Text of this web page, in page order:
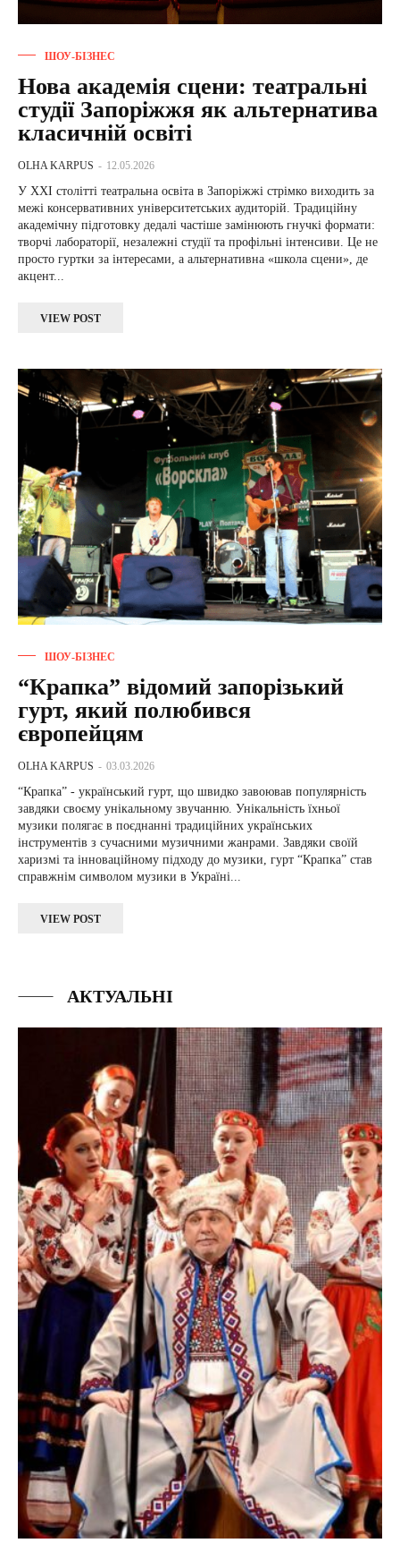
ШОУ-БІЗНЕС
Нова академія сцени: театральні
студії Запоріжжя як альтернатива
класичній освіті
OLHA KARPUS - 12.05.2026
У XXI столітті театральна освіта в Запоріжжі стрімко виходить за
межі консервативних університетських аудиторій. Традиційну
академічну підготовку дедалі частіше замінюють гнучкі формати:
творчі лабораторії, незалежні студії та профільні інтенсиви. Це не
просто гуртки за інтересами, а альтернативна «школа сцени», де
акцент...
VIEW POST
ШОУ-БІЗНЕС
“Крапка” відомий запорізький
гурт, який полюбився
європейцям
OLHA KARPUS - 03.03.2026
“Крапка” - український гурт, що швидко завоював популярність
завдяки своєму унікальному звучанню. Унікальність їхньої
музики полягає в поєднанні традиційних українських
інструментів з сучасними музичними жанрами. Завдяки своїй
харизмі та інноваційному підходу до музики, гурт “Крапка” став
справжнім символом музики в Україні...
VIEW POST
АКТУАЛЬНІ